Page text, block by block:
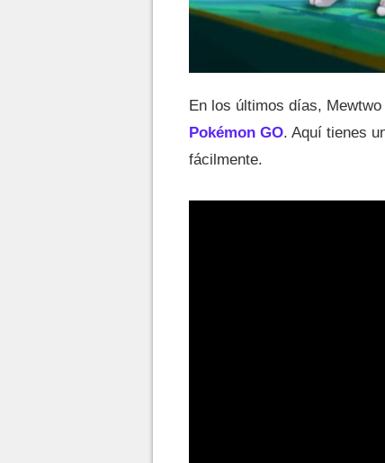
En los últimos días,
Pokémon GO. Aquí tienes
fácilmente.